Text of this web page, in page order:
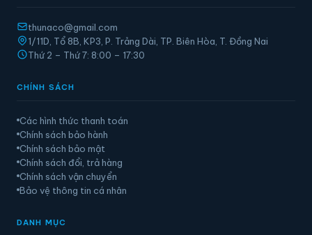
thunaco@gmail.com
1/11D, Tổ 8B, KP3, P. Trảng Dài, TP. Biên Hòa, T. Đồng Nai
Thứ 2 – Thứ 7: 8:00 – 17:30
CHÍNH SÁCH
Các hình thức thanh toán
Chính sách bảo hành
Chính sách bảo mật
Chính sách đổi, trả hàng
Chính sách vận chuyển
Bảo vệ thông tin cá nhân
DANH MỤC